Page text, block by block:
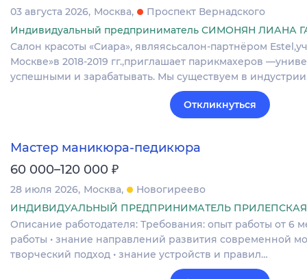
03 августа 2026 Москва
Проспект Вернадского
Индивидуальный предприниматель СИМОНЯН ЛИАНА
Салон красоты «Сиара», являясьсалон-партнёром
Москве»в 2018-2019 гг.,приглашает парикмахеров
успешными и зарабатывать. Мы существуем в
Откликнуться
Мастер маникюра-педикюра
60 000–120 000 ₽
28 июля 2026 Москва
Новогиреево
ИНДИВИДУАЛЬНЫЙ ПРЕДПРИНИМАТЕЛЬ
Описание работодателя: Требования: опыт работы от 6
работы • знание направлений развития современной
творческий подход • знание устройств и правил…